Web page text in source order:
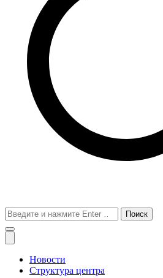
Поиск
для:
Новости
Структура центра